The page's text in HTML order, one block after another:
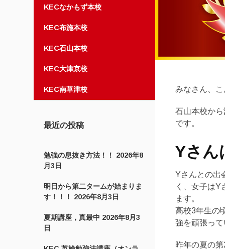
KECなかもず本校
KEC布施本校
KEC石山本校
KEC大津京校
KEC南草津校
最近の投稿
勉強の息抜き方法！！
2026年8
月3日
明日から第二タームが始まりま
す！！！
2026年8月3日
夏期講座，真最中 2026年8月3
日
みなさん、
石山本校から
です。
Yさん
Yさんとの出
く、女子はY
ます。
高校3年生の
強を頑張っ
昨年の夏の